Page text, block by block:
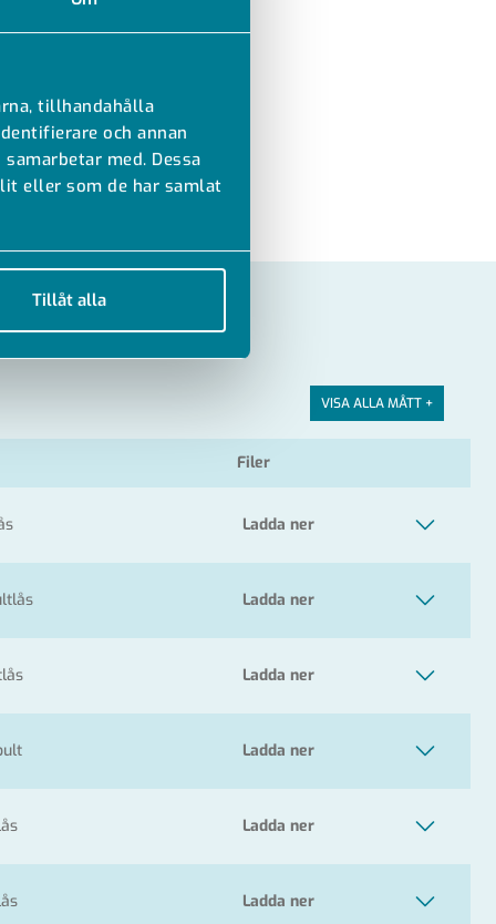
tillhandahålla
och annan
med. Dessa
eller som de har samlat
Tillåt alla
VISA ALLA MÅTT +
Filer